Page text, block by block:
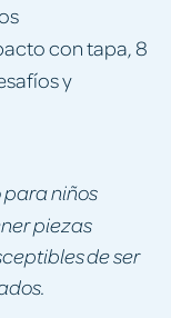
con tapa, 8
y
niños
piezas
de ser